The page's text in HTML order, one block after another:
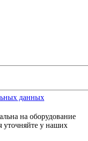
данных
на оборудование
уточняйте у наших